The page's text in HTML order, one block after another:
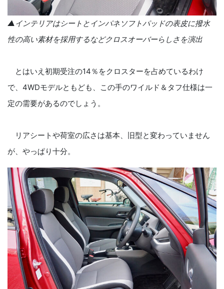
▲インテリアはシートとインパネソフトパッドの表皮に撥水
性の高い素材を採用するなどクロスオーバーらしさを演出
とはいえ初期受注の14％をクロスターを占めているわけ
で、4WDモデルともども、この手のワイルド＆タフ仕様は一
定の需要があるのでしょう。
リアシートや荷室の広さは基本、旧型と変わっていません
が、やっぱり十分。